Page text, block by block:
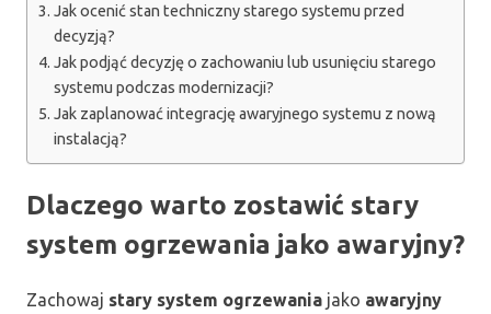
Jak ocenić stan techniczny starego systemu przed
decyzją?
Jak podjąć decyzję o zachowaniu lub usunięciu starego
systemu podczas modernizacji?
Jak zaplanować integrację awaryjnego systemu z nową
instalacją?
Dlaczego warto zostawić stary
system ogrzewania jako awaryjny?
Zachowaj stary system ogrzewania jako awaryjny